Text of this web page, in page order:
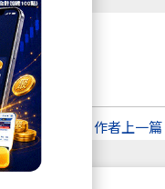
作者上一篇